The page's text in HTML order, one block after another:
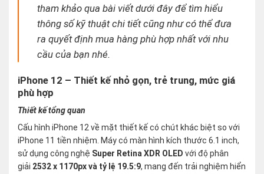
tham khảo qua bài viết dưới đây để tìm hiểu
thông số kỹ thuật chi tiết cũng như có thể đưa
ra quyết định mua hàng phù hợp nhất với nhu
cầu của bạn nhé.
iPhone 12 – Thiết kế nhỏ gọn, trẻ trung, mức giá
phù hợp
Thiết kế tổng quan
Cấu hình iPhone 12 về mặt thiết kế có chút khác biệt so với
iPhone 11 tiền nhiệm. Máy có màn hình kích thước 6.1 inch,
sử dụng công nghệ Super Retina XDR OLED với độ phân
giải 2532 x 1170px và tỷ lệ 19.5:9, mang đến trải nghiệm hiển